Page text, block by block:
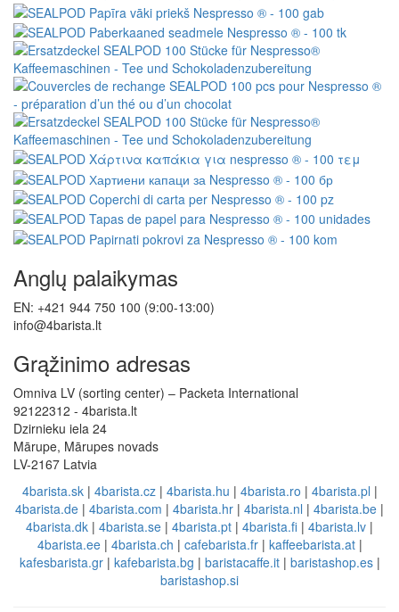
Anglų palaikymas
EN: +421 944 750 100 (9:00-13:00)
info@4barista.lt
Grąžinimo adresas
Omniva LV (sorting center) – Packeta International
92122312 - 4barista.lt
Dzirnieku iela 24
Mārupe, Mārupes novads
LV-2167 Latvia
4barista.sk| 4barista.cz| 4barista.hu | 4barista.ro | 4barista.pl |
4barista.de | 4barista.com | 4barista.hr | 4barista.nl | 4barista.be |
4barista.dk | 4barista.se | 4barista.pt | 4barista.fi | 4barista.lv |
4barista.ee| 4barista.ch | cafebarista.fr| kaffeebarista.at|
kafesbarista.gr| kafebarista.bg | baristacaffe.it| baristashop.es|
baristashop.si